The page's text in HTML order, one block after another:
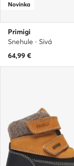
Novinka
Primigi
Snehule · Sivá
64,99 €